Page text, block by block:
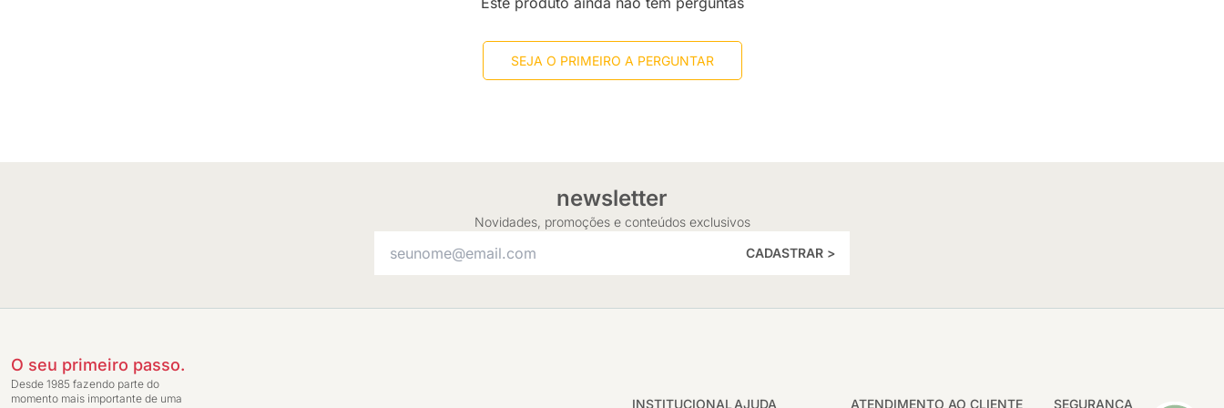
SEJA O PRIMEIRO A PERGUNTAR
newsletter
Novidades, promoções e conteúdos exclusivos
CADASTRAR >
O seu primeiro passo.
Desde 1985 fazendo parte do
momento mais importante de uma
INSTITUCIONAL AJUDA SEGURANÇA
ATENDIMENTO AO CLIENTE